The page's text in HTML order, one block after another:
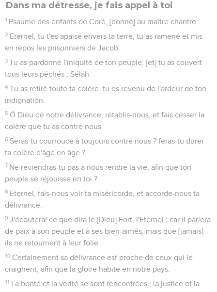
13
L'Eternel aussi donnera le bien, tellement que notre terre
rendra son fruit.
14
La justice marchera devant lui, et il la mettra partout où il
passera.
Psaumes 86
Seuls les Évangiles sont disponibles en vidéo pour le moment.
Sion, vraie patrie de tous les peuples
1 Requête de David. Eternel, écoute, réponds-moi ; car je
suis affligé et misérable.
2 Garde mon âme, car je suis un de tes bien-aimés ; ô toi
mon Dieu, délivre ton serviteur, qui se confie en toi.
3 Seigneur, aie pitié de moi, car je crie à toi tout le jour.
4 Réjouis l'âme de ton serviteur ; car j'élève mon âme à toi,
Seigneur.
5 Parce que toi, ô Eternel ! es bon et clément, et d'une
grande bonté envers tous ceux qui t'invoquent.
6 Eternel, prête l'oreille à ma prière, et sois attentif à la voix